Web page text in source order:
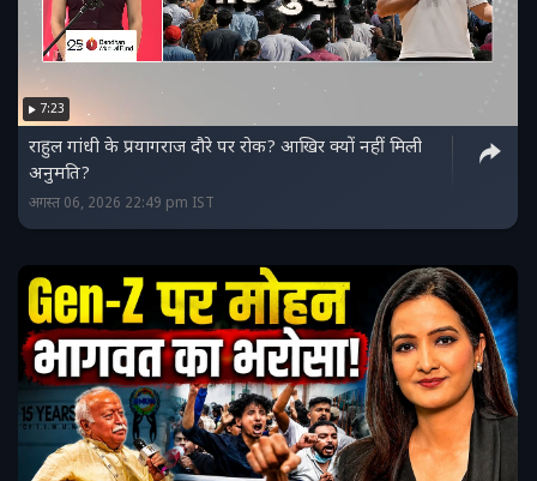
7:23
राहुल गांधी के प्रयागराज दौरे पर रोक? आखिर क्यों नहीं मिली
अनुमति?
अगस्त 06, 2026 22:49 pm IST